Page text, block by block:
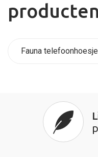
producten
Fauna